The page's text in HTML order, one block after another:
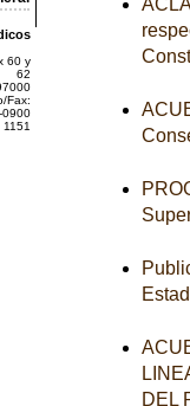
60 y
62
Fax:
0900
DEL